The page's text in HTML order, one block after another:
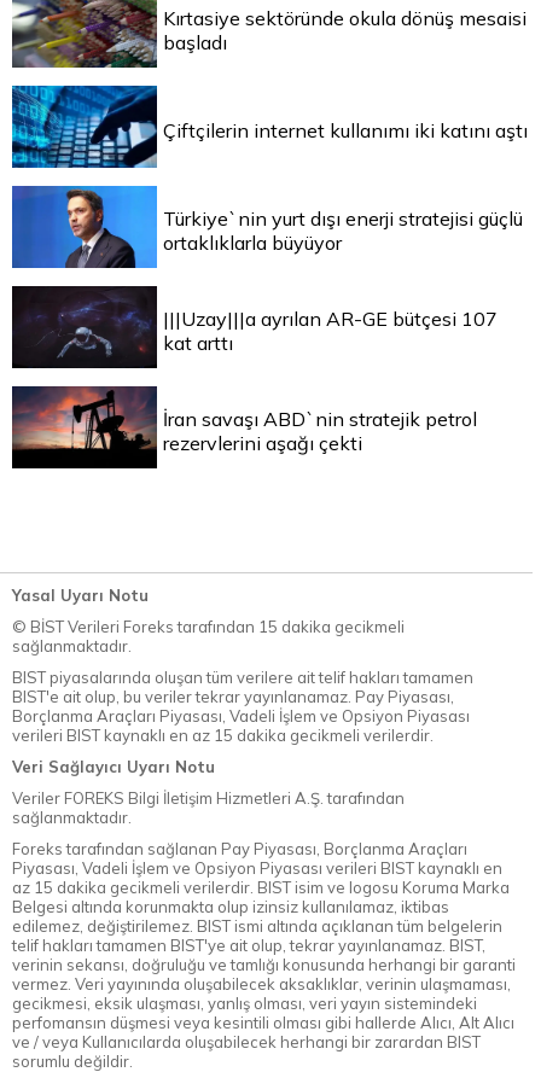
Kırtasiye sektöründe okula dönüş mesaisi
başladı
Çiftçilerin internet kullanımı iki katını aştı
Türkiye`nin yurt dışı enerji stratejisi güçlü
ortaklıklarla büyüyor
|||Uzay|||a ayrılan AR-GE bütçesi 107
kat arttı
İran savaşı ABD`nin stratejik petrol
rezervlerini aşağı çekti
Yasal Uyarı Notu
© BİST Verileri Foreks tarafından 15 dakika gecikmeli
sağlanmaktadır.
BIST piyasalarında oluşan tüm verilere ait telif hakları tamamen
BIST'e ait olup, bu veriler tekrar yayınlanamaz. Pay Piyasası,
Borçlanma Araçları Piyasası, Vadeli İşlem ve Opsiyon Piyasası
verileri BIST kaynaklı en az 15 dakika gecikmeli verilerdir.
Veri Sağlayıcı Uyarı Notu
Veriler FOREKS Bilgi İletişim Hizmetleri A.Ş. tarafından
sağlanmaktadır.
Foreks tarafından sağlanan Pay Piyasası, Borçlanma Araçları
Piyasası, Vadeli İşlem ve Opsiyon Piyasası verileri BIST kaynaklı en
az 15 dakika gecikmeli verilerdir. BIST isim ve logosu Koruma Marka
Belgesi altında korunmakta olup izinsiz kullanılamaz, iktibas
edilemez, değiştirilemez. BIST ismi altında açıklanan tüm belgelerin
telif hakları tamamen BIST'ye ait olup, tekrar yayınlanamaz. BIST,
verinin sekansı, doğruluğu ve tamlığı konusunda herhangi bir garanti
vermez. Veri yayınında oluşabilecek aksaklıklar, verinin ulaşmaması,
gecikmesi, eksik ulaşması, yanlış olması, veri yayın sistemindeki
perfomansın düşmesi veya kesintili olması gibi hallerde Alıcı, Alt Alıcı
ve / veya Kullanıcılarda oluşabilecek herhangi bir zarardan BIST
sorumlu değildir.